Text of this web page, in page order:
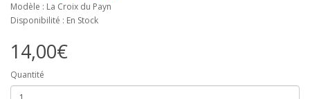
Modèle : La Croix du Payn
Disponibilité : En Stock
14,00€
Quantité